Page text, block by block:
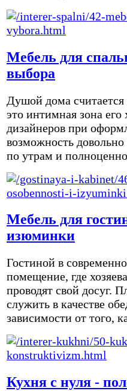
Мебель для
выбора
Душой дома считается
это интимная зона его
дизайнеров при
возможность
по утрам и
Мебель для
изюминки
Гостиной в
помещение, где
проводят свой досуг.
служить в качестве
зависимости от того,
Кухня с нуля -